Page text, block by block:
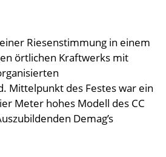
Riesenstimmung in einem
örtlichen Kraftwerks mit
Mittelpunkt des Festes war ein
Meter hohes Modell des CC
Demag’s